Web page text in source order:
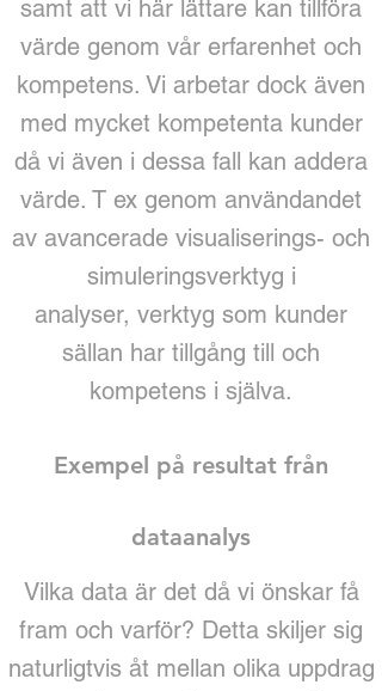
samt att vi här lättare kan tillföra
värde genom vår erfarenhet och
kompetens. Vi arbetar dock även
med mycket kompetenta kunder
då vi även i dessa fall kan addera
värde. T ex genom användandet
av avancerade visualiserings- och
simuleringsverktyg i
analyser, verktyg som kunder
sällan har tillgång till och
kompetens i själva.
Exempel på resultat från
dataanalys
Vilka data är det då vi önskar få
fram och varför? Detta skiljer sig
naturligtvis åt mellan olika uppdrag